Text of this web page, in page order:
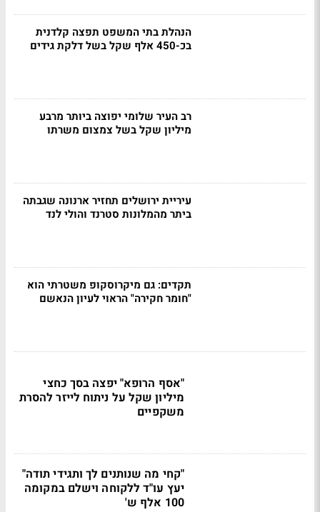
הנהלת בתי המשפט תפצה קלדנית
בכ-450 אלף שקל בשל דלקת גידים
רב העיר שלומי יפוצה ביותר מרבע
מיליון שקל בשל צמצום משרתו
עיריית ירושלים תחזיר ארנונה שגבתה
ביתר מהמלונות סטרנד והולי לנד
תקדים: גם מיקרוסקופ משטרתי הוא
"חומר חקירה" הראוי לעיון הנאשם
"אסף הרופא" יפצה בסך כחצי
מיליון שקל על ניתוח לייזר להסרת
משקפיים
"קחי מה שנותנים לך ותגידי תודה"
יעץ עו"ד ללקוחה וישלם במקומה
100 אלף ש'